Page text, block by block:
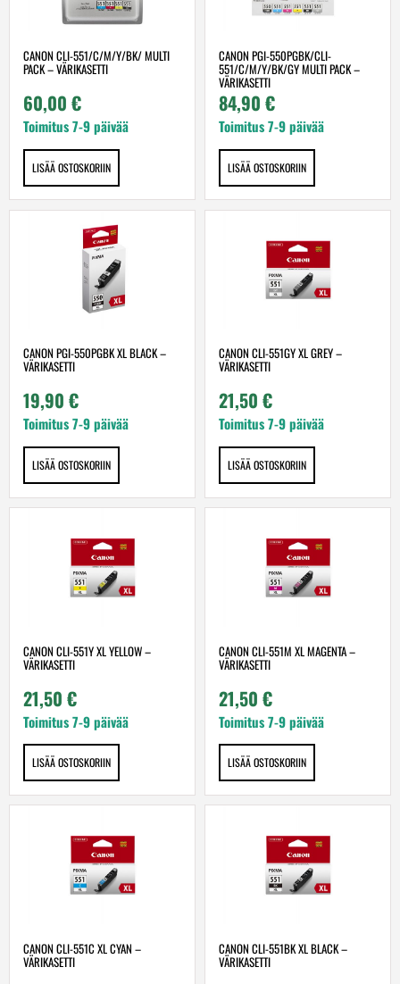
CANON CLI-551/C/M/Y/BK/ MULTI
PACK – VÄRIKASETTI
60,00 €
Toimitus 7-9 päivää
LISÄÄ OSTOSKORIIN
CANON PGI-550PGBK/CLI-
551/C/M/Y/BK/GY MULTI PACK –
VÄRIKASETTI
84,90 €
Toimitus 7-9 päivää
LISÄÄ OSTOSKORIIN
CANON PGI-550PGBK XL BLACK –
VÄRIKASETTI
19,90 €
Toimitus 7-9 päivää
LISÄÄ OSTOSKORIIN
CANON CLI-551GY XL GREY –
VÄRIKASETTI
21,50 €
Toimitus 7-9 päivää
LISÄÄ OSTOSKORIIN
CANON CLI-551Y XL YELLOW –
VÄRIKASETTI
21,50 €
Toimitus 7-9 päivää
LISÄÄ OSTOSKORIIN
CANON CLI-551M XL MAGENTA –
VÄRIKASETTI
21,50 €
Toimitus 7-9 päivää
LISÄÄ OSTOSKORIIN
CANON CLI-551C XL CYAN –
VÄRIKASETTI
CANON CLI-551BK XL BLACK –
VÄRIKASETTI